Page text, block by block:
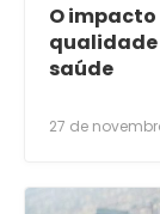
O
qualidade
saúde
27 de